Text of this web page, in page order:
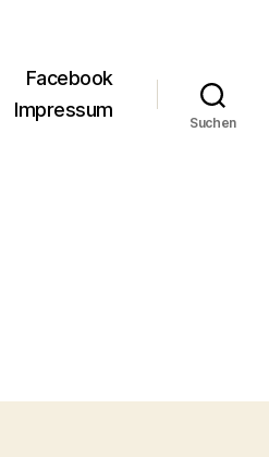
Facebook
Impressum
Suchen